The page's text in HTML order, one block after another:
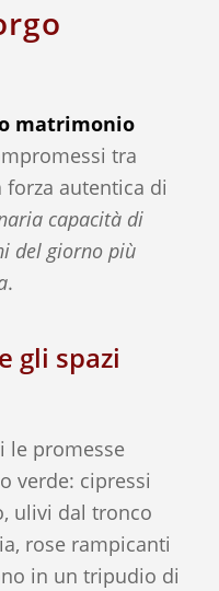
matrimonio
tra
forza autentica di
capacità di
del giorno più
.
gli spazi
le promesse
verde: cipressi
ulivi dal tronco
rose rampicanti
in un tripudio di